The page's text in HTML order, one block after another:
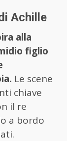
Achille
alla
figlio
Le scene
chiave
il re
a bordo